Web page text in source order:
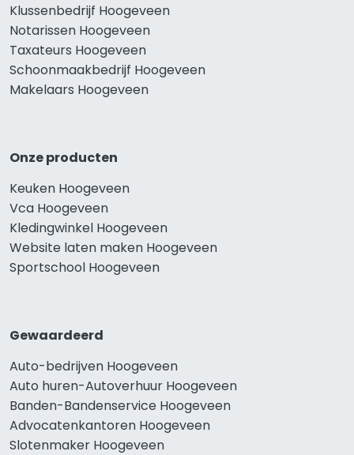
Klussenbedrijf Hoogeveen
Notarissen Hoogeveen
Taxateurs Hoogeveen
Schoonmaakbedrijf Hoogeveen
Makelaars Hoogeveen
Onze producten
Keuken Hoogeveen
Vca Hoogeveen
Kledingwinkel Hoogeveen
Website laten maken Hoogeveen
Sportschool Hoogeveen
Gewaardeerd
Auto-bedrijven Hoogeveen
Auto huren-Autoverhuur Hoogeveen
Banden-Bandenservice Hoogeveen
Advocatenkantoren Hoogeveen
Slotenmaker Hoogeveen